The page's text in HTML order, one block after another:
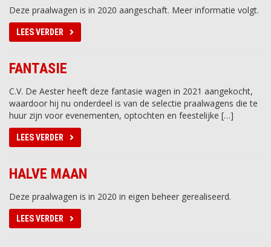
Deze praalwagen is in 2020 aangeschaft. Meer informatie volgt.
LEES VERDER
FANTASIE
C.V. De Aester heeft deze fantasie wagen in 2021 aangekocht,
waardoor hij nu onderdeel is van de selectie praalwagens die te
huur zijn voor evenementen, optochten en feestelijke […]
LEES VERDER
HALVE MAAN
Deze praalwagen is in 2020 in eigen beheer gerealiseerd.
LEES VERDER